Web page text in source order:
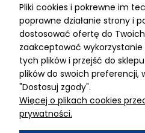
ADRES
MIMARI sp z o.o.
ul. Kurkowa 12
50-210 Wrocław
Dane rejestracyjne
NIP:8982325327
Pliki cookies i pokrewne im
poprawne działanie strony i
dostosować ofertę do
zaakceptować wykorzystanie
tych plików i przejść do
plików do swoich preferencji,
"Dostosuj zgody".
Więcej o plikach cookies
prywatności.